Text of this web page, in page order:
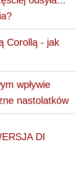
Corollą - jak
wpływie
nastolatków
DI